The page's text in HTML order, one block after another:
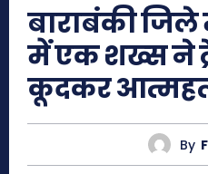
बाराबंकी
में एक शख्स ने
कूदकर
By